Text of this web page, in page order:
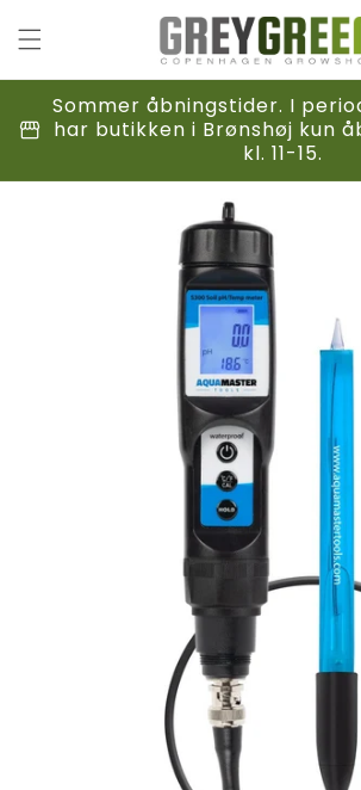
indhold
storefront
Sommer åbningstider. I
har butikken i Brønshøj kun
kl. 11-15.